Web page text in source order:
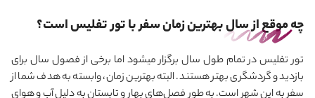
چه موقع از سال بهترین زمان سفر با تور تفلیس است؟
تور تفلیس در تمام طول سال برگزار می‎شود اما برخی از فصول سال برای
بازدید و گردشگری بهتر هستند. البته بهترین زمان، وابسته به هدف شما از
سفر به این شهر است. به طور فصل‌های بهار و تابستان به دلیل آب و هوای